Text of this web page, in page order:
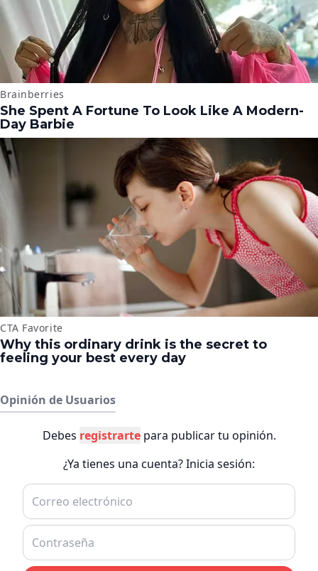
Opinión de Usuarios
Debes registrartepara publicar tu opinión.
¿Ya tienes una cuenta? Inicia sesión: